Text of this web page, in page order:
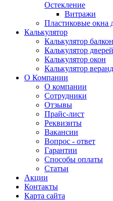
Остекление
Витражи
Пластиковые окна
Калькулятор
Калькулятор
Калькулятор дверей
Калькулятор окон
Калькулятор
О Компании
О компании
Сотрудники
Отзывы
Прайс-лист
Реквизиты
Вакансии
Вопрос - ответ
Гарантии
Способы оплаты
Статьи
Акции
Контакты
Карта сайта